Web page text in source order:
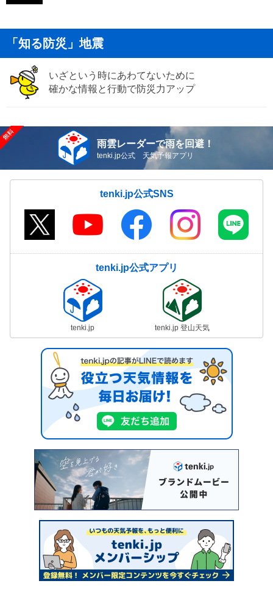
「知る防災」地震
いざという時にあわてないために
確かな情報と行動で防災力アップ
雨雲レーダーで雨を回避！
tenki.jp公式 天気予報アプリ
tenki.jp公式SNS
tenki.jp公式アプリ
tenki.jp tenki.jp 登山天気